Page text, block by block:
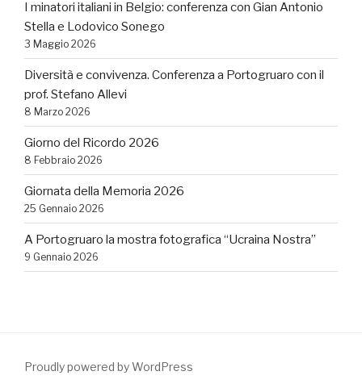
I minatori italiani in Belgio: conferenza con Gian Antonio
Stella e Lodovico Sonego
3 Maggio 2026
Diversità e convivenza. Conferenza a Portogruaro con il
prof. Stefano Allevi
8 Marzo 2026
Giorno del Ricordo 2026
8 Febbraio 2026
Giornata della Memoria 2026
25 Gennaio 2026
A Portogruaro la mostra fotografica “Ucraina Nostra”
9 Gennaio 2026
Proudly powered by WordPress